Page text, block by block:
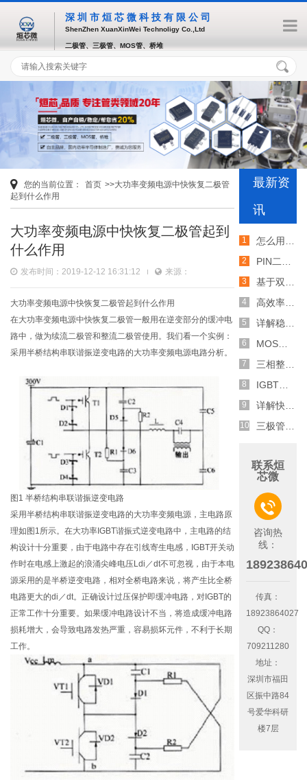
深圳市烜芯微科技有限公司
ShenZhen XuanXinWei Technoligy Co.,Ltd
二极管、三极管、MOS管、桥堆
您的当前位置： 首页 >>大功率变频电源中快恢复二极管
起到什么作用
大功率变频电源中快恢复二极管起到
什么作用
发布时间：2019-12-12 16:31:12 来源：
大功率变频电源中快恢复二极管起到什么作用
在大功率变频电源中快恢复二极管一般用在逆变部分的缓冲电
路中，做为续流二极管和整流二极管使用。我们看一个实例：
采用半桥结构串联谐振逆变电路的大功率变频电源电路分析。
图1 半桥结构串联谐振逆变电路
采用半桥结构串联谐振逆变电路的大功率变频电源，主电路原
理如图1所示。在大功率IGBT谐振式逆变电路中，主电路的结
构设计十分重要，由于电路中存在引线寄生电感，IGBT开关动
作时在电感上激起的浪涌尖峰电压Ldi／dt不可忽视，由于本电
源采用的是半桥逆变电路，相对全桥电路来说，将产生比全桥
电路更大的di／dt。正确设计过压保护即缓冲电路，对IGBT的
正常工作十分重要。如果缓冲电路设计不当，将造成缓冲电路
损耗增大，会导致电路发热严重，容易损坏元件，不利于长期
工作。
最新资
讯
怎么用TVS二极管提高电路的抗突波能力
PIN二极管的电导调制机制和应用介绍
基于双MOS管的防反灌电路工作原理介绍
高效率整流二极管的特性和应用介绍
详解稳压二极管的关键特性和应用原理
MOS管选型关键因素分析,怎么选择合适的参数
三相整流电路分析,半波整流与全波整流的工作原理
IGBT三相全桥整流电路工作原理介绍
详解快恢复二极管,结构,特性和应用介绍
三极管和MOS管组合式开关电路分析
联系烜
芯微

咨询热
线：
传真：
18923864027
QQ：
709211280
地址：
深圳市福田
区振中路84
号爱华科研
楼7层